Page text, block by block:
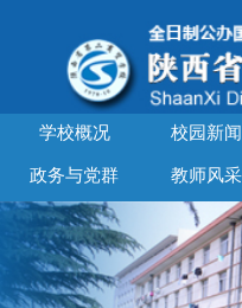
学校概况 校园新闻
政务与党群 教师风采